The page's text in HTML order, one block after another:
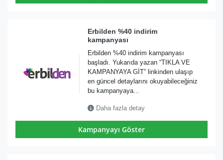
Erbilden %40 indirim
kampanyası
Erbilden %40 indirim kampanyası
başladı. Yukarıda yazan “TIKLA VE
KAMPANYAYA GİT” linkinden ulaşıp
en güncel detaylarını okuyabileceğiniz
bu kampanyaya...
Daha fazla detay
Kampanyayı Göster